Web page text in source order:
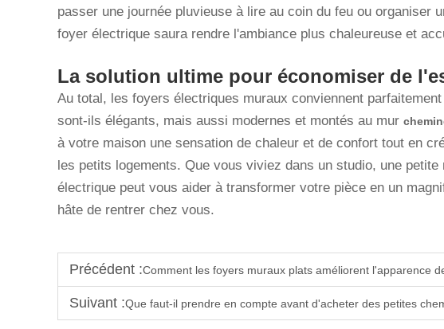
passer une journée pluvieuse à lire au coin du feu ou organiser
foyer électrique saura rendre l'ambiance plus chaleureuse et
La solution ultime pour économiser de
Au total, les foyers électriques muraux conviennent
sont-ils élégants, mais aussi modernes et montés au mur
à votre maison une sensation de chaleur et de confort tout en
les petits logements. Que vous viviez dans un studio, une
électrique peut vous aider à transformer votre pièce en un
hâte de rentrer chez vous.
Précédent :Comment les foyers muraux plats améliorent l'apparence
Suivant :Que faut-il prendre en compte avant d'acheter des petites